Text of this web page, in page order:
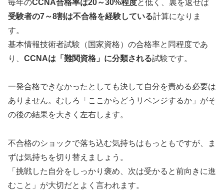
毎年のCCNA合格率は20～30%程度と低く、裏を返せば
受験者の7～8割は不合格を経験している計算になりま
す。
基本情報技術者試験（国家資格）の合格率と同程度であ
り、 CCNAは「難関資格」に分類される試験です。
一発合格できなかったとしても決して自分を責める必要は
ありません。むしろ「ここからどうリベンジするか」がそ
の後の結果を大きく左右します。
不合格のショックで落ち込む気持ちはもっともですが、ま
ずは気持ちを切り替えましょう。
「挑戦した自分をしっかり褒め、次は受かると前向きに進
むこと」が大切だとよく言われます。